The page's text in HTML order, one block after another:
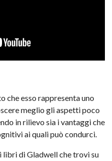
che esso rappresenta uno
meglio gli aspetti poco
in rilievo sia i vantaggi che
ai quali può condurci.
libri di Gladwell che trovi su